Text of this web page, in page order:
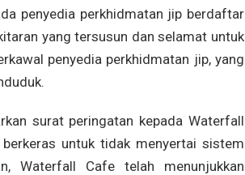
penyedia perkhidmatan jip berdaftar
yang tersusun dan selamat untuk
penyedia perkhidmatan jip, yang
surat peringatan kepada Waterfall
untuk tidak menyertai sistem
Waterfall Cafe telah menunjukkan